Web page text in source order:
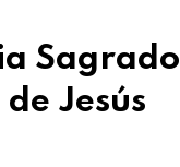
Sagrado
Jesús